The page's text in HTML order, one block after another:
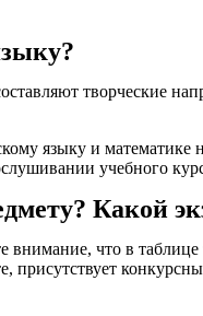
творческие
языку и математике
учебного
Какой
что в
присутствует